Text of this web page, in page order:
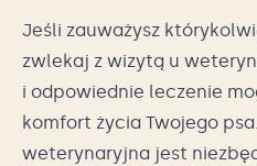
Jeśli zauważysz
zwlekaj z wizytą u
i odpowiednie leczenie
komfort życia Twojego
weterynaryjna jest